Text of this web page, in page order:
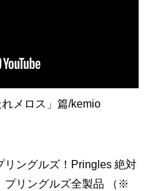
メロス」篇/kemio
リングルズ！Pringles 絶対
プリングルズ全製品 （※